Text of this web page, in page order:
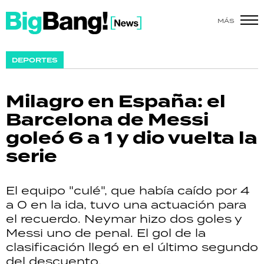
MÁS
DEPORTES
Milagro en España: el
Barcelona de Messi
goleó 6 a 1 y dio vuelta la
serie
El equipo "culé", que había caído por 4
a 0 en la ida, tuvo una actuación para
el recuerdo. Neymar hizo dos goles y
Messi uno de penal. El gol de la
clasificación llegó en el último segundo
del descuento.
SHOW
ACTUALIDAD
POLICIALES
ECONOMÍA
GRAN HERMANO
SALUD
DEPORTES